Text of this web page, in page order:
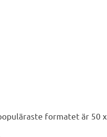
formatet är 50